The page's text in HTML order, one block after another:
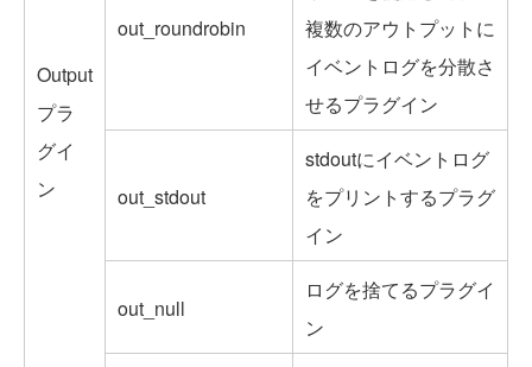
Output
プラ
グイ
ン
out_roundrobin
複数のアウトプットに
イベントログを分散さ
せるプラグイン
out_stdout
stdoutにイベントログ
をプリントするプラグ
イン
out_null
ログを捨てるプラグイ
ン